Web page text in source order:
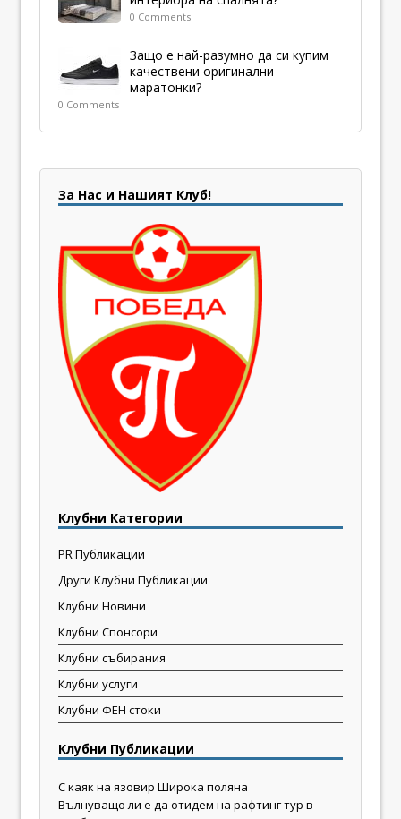
0 Comments
Защо е най-разумно да си купим
качествени оригинални
маратонки?
0 Comments
За Нас и Нашият Клуб!
Клубни Категории
PR Публикации
Други Клубни Публикации
Клубни Новини
Клубни Спонсори
Клубни събирания
Клубни услуги
Клубни ФЕН стоки
Клубни Публикации
С каяк на язовир Широка поляна
Вълнуващо ли е да отидем на рафтинг тур в